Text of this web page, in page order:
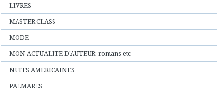
LIVRES
MASTER CLASS
MODE
MON ACTUALITE D'AUTEUR: romans etc
NUITS AMERICAINES
PALMARES